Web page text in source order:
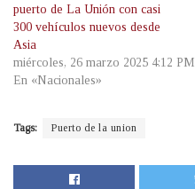
puerto de La Unión con casi
300 vehículos nuevos desde
Asia
miércoles, 26 marzo 2025 4:12 PM
En «Nacionales»
Tags: Puerto de la union